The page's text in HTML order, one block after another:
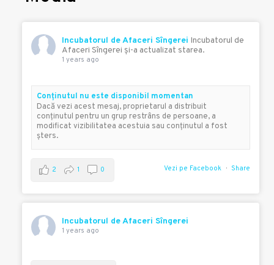
Incubatorul de Afaceri Sîngerei Incubatorul de
Afaceri Sîngerei şi-a actualizat starea.
1 years ago
Conţinutul nu este disponibil momentan
Dacă vezi acest mesaj, proprietarul a distribuit
conţinutul pentru un grup restrâns de persoane, a
modificat vizibilitatea acestuia sau conţinutul a fost
şters.
Vezi pe Facebook Share
2 1 0
Incubatorul de Afaceri Sîngerei
1 years ago